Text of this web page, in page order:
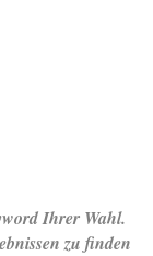
Ihrer Wahl.
zu finden